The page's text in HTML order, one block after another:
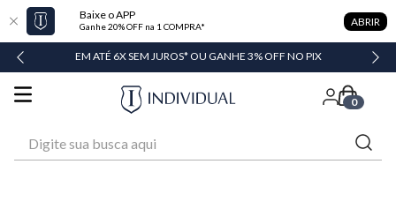
Baixe o APP
Ganhe 20% OFF na 1 COMPRA* ABRIR
EM ATÉ 6X SEM JUROS* OU GANHE 3% OFF NO PIX
0